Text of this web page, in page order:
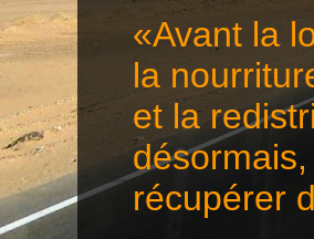
«Avant la
la
et la
récupérer